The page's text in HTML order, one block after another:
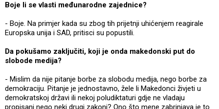
Boje li se vlasti međunarodne zajednice?
- Boje. Na primjer kada su zbog tih prijetnji uhićenjem reagirale
Europska unija i SAD, pritisci su popustili.
Da pokušamo zaključiti, koji je onda makedonski put do
slobode medija?
- Mislim da nije pitanje borbe za slobodu medija, nego borbe za
demokraciju. Pitanje je jednostavno, žele li Makedonci živjeti u
demokratskoj državi ili nekoj poludiktaturi gdje ne vladaju
propisani nego neki drugi zakoni? Ono što mene zabrinjava je to